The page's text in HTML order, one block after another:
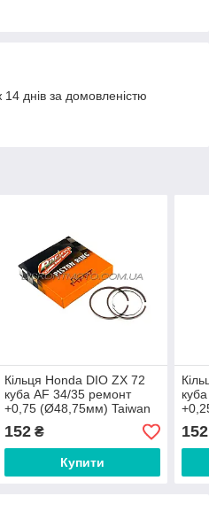
днів за домовленістю
Кільця Honda DIO ZX 72
куба AF 34/35 ремонт
+0,75 (Ø48,75мм) Taiwan
MTRT
152₴
Купити
152